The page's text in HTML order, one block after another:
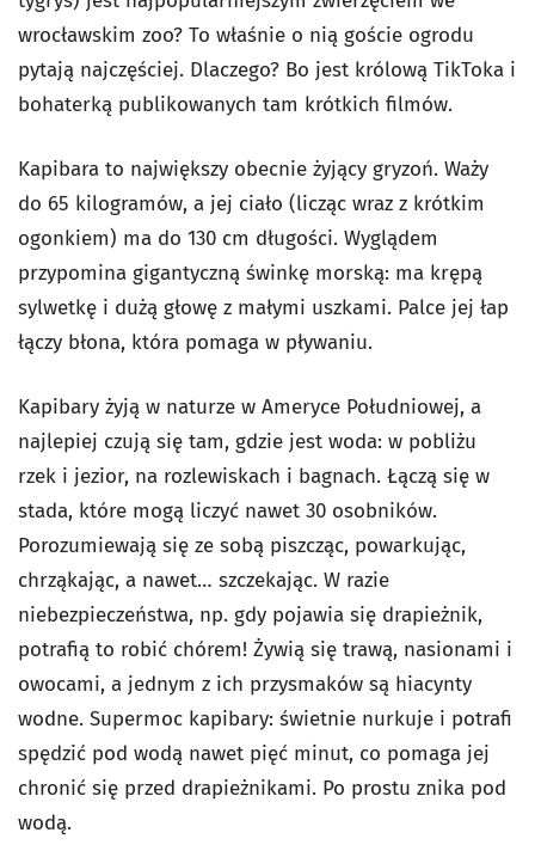
wrocławskim zoo? To właśnie o nią goście ogrodu
pytają najczęściej. Dlaczego? Bo jest królową TikToka i
bohaterką publikowanych tam krótkich filmów.
Kapibara to największy obecnie żyjący gryzoń. Waży
do 65 kilogramów, a jej ciało (licząc wraz z krótkim
ogonkiem) ma do 130 cm długości. Wyglądem
przypomina gigantyczną świnkę morską: ma krępą
sylwetkę i dużą głowę z małymi uszkami. Palce jej łap
łączy błona, która pomaga w pływaniu.
Kapibary żyją w naturze w Ameryce Południowej, a
najlepiej czują się tam, gdzie jest woda: w pobliżu
rzek i jezior, na rozlewiskach i bagnach. Łączą się w
stada, które mogą liczyć nawet 30 osobników.
Porozumiewają się ze sobą piszcząc, powarkując,
chrząkając, a nawet… szczekając. W razie
niebezpieczeństwa, np. gdy pojawia się drapieżnik,
potrafią to robić chórem! Żywią się trawą, nasionami i
owocami, a jednym z ich przysmaków są hiacynty
wodne. Supermoc kapibary: świetnie nurkuje i potrafi
spędzić pod wodą nawet pięć minut, co pomaga jej
chronić się przed drapieżnikami. Po prostu znika pod
wodą.